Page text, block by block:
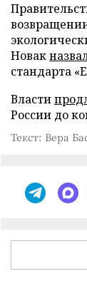
Новак
стандарта
Власти
России до
Текст: Вера